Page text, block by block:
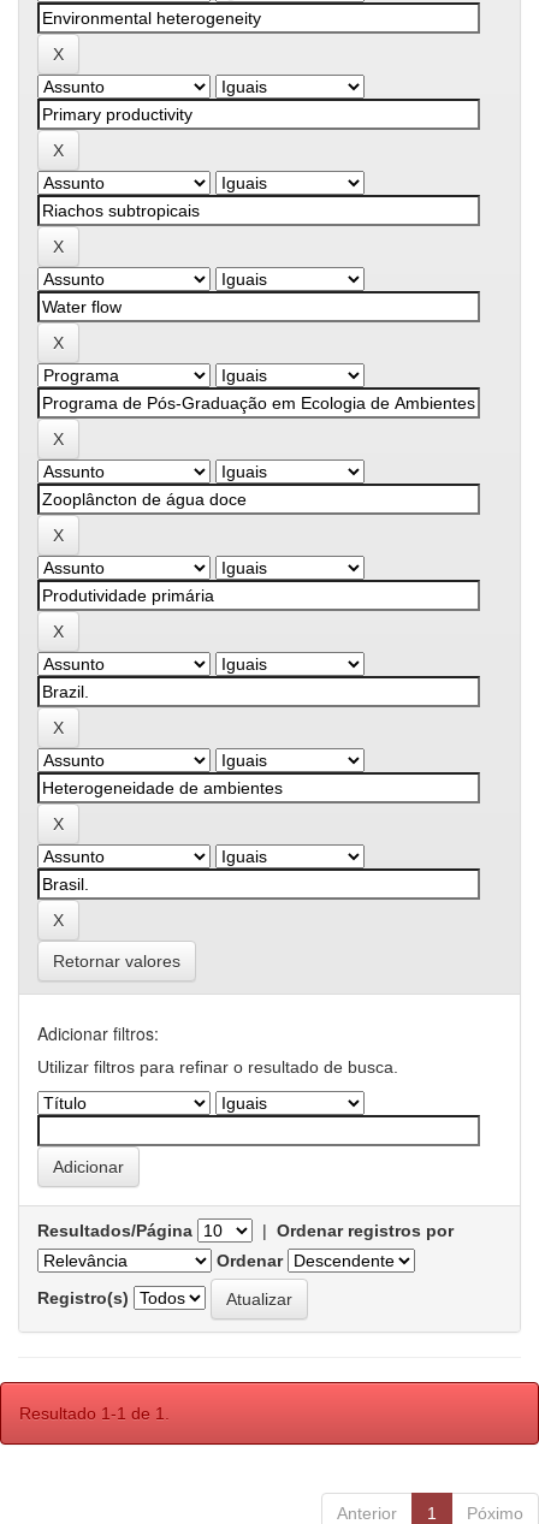
Retornar valores
Adicionar filtros:
Utilizar filtros para refinar o resultado de busca.
Resultados/Página | Ordenar registros por
Ordenar
Registro(s)
Resultado 1-1 de 1.
Anterior 1 Póximo